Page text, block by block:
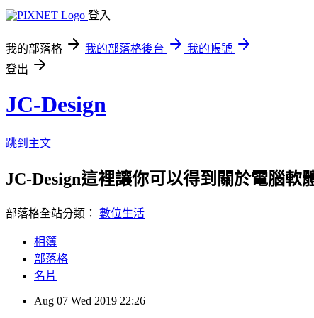
登入
我的部落格 我的部落格後台
我的帳號
登出
JC-Design
跳到主文
JC-Design這裡讓你可以得到關於電腦
部落格全站分類： 數位生活
相簿
部落格
名片
Aug 07 Wed 2019 22:26